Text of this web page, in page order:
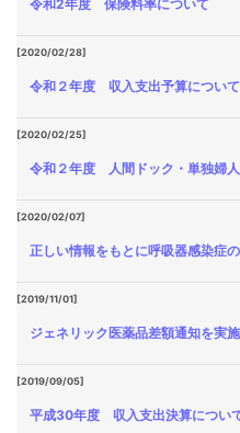
令和2年度 保険料率について
[2020/02/28]
令和２年度 収入支出予算について
[2020/02/25]
令和２年度 人間ドック・単独婦
[2020/02/07]
正しい情報をもとに呼吸器感染症
[2019/11/01]
ジェネリック医薬品差額通知を実施
[2019/09/05]
平成30年度 収入支出決算につい